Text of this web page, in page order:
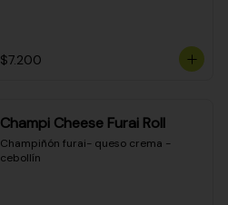
$7.200
Champi Cheese Furai Roll
Champiñón furai- queso crema -
cebollín